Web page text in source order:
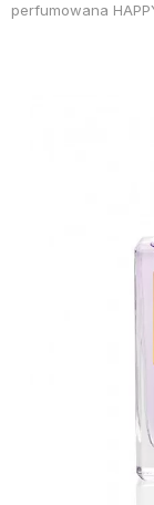
perfumowana